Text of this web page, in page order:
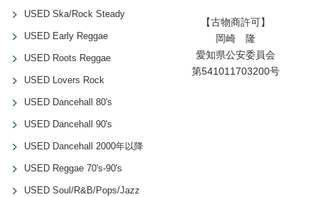
USED Ska/Rock Steady
USED Early Reggae
USED Roots Reggae
USED Lovers Rock
USED Dancehall 80's
USED Dancehall 90's
USED Dancehall 2000年以降
USED Reggae 70's-90's
USED Soul/R&B/Pops/Jazz
【古物商許可】
岡崎 隆
愛知県公安委員会
第541011703200号